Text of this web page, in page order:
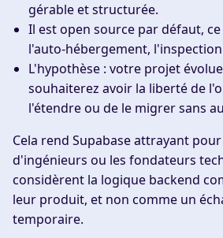
gérable et structurée.
Il est open source par défaut,
l'auto-hébergement,
L'hypothèse : votre projet
souhaiterez avoir la liberté de
l'étendre ou de le migrer sans
Cela rend Supabase attrayant
d'ingénieurs ou les fondateurs
considèrent la logique backend
leur produit, et non comme un
temporaire.